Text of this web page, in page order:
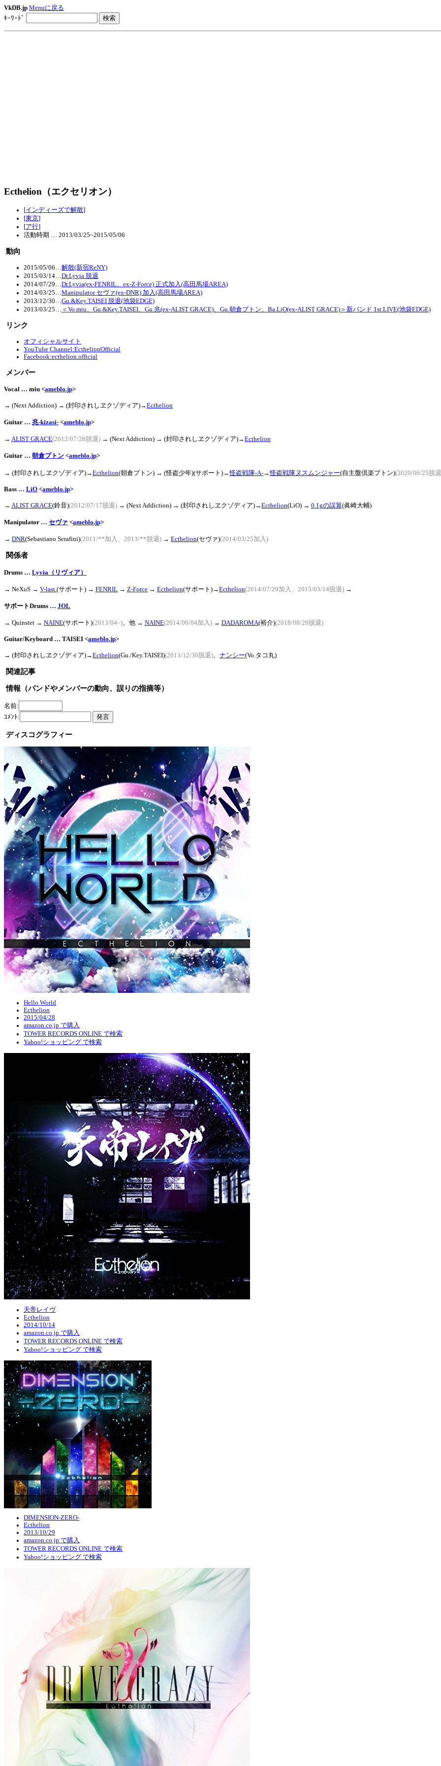
VkDB.jp Menuに戻る
ｷｰﾜｰﾄﾞ
Ecthelion（エクセリオン）
[インディーズで解散]
[東京]
[ア行]
活動時期 … 2013/03/25~2015/05/06
動向
2015/05/06
解散(新宿ReNY)
2015/03/14
Dr.Lyvia 脱退
2014/07/29
Dr.Lyvia(ex-FENRIL、ex-Z-Force) 正式加入(高田馬場AREA)
2014/03/25
Manipulator セヴァ(ex-DNR) 加入(高田馬場AREA)
2013/12/30
Gu.&Key.TAISEI 脱退(池袋EDGE)
2013/03/25
＜Vo.miu、Gu.&Key.TAISEI、Gu.兆(ex-ALIST GRACE)、Gu.朝倉プトン、Ba.LiO(ex-ALIST GRACE)＞新バンド 1st.LIVE(池袋EDGE)
リンク
オフィシャルサイト
YouTube Channel:EcthelionOfficial
Facebook:ecthelion.official
メンバー
Vocal … miu <ameblo.jp>
→ (Next Addiction) → (封印されしヱクゾディア)→Ecthelion
Guitar … 兆-kizasi- <ameblo.jp>
→ ALIST GRACE(2012/07/28脱退) → (Next Addiction) → (封印されしヱクゾディア)→Ecthelion
Guitar … 朝倉プトン <ameblo.jp>
→ (封印されしヱクゾディア)→Ecthelion(朝倉プトン) → (怪盗少年)(サポート)→怪盗戦隊-A-→怪盗戦隊ヌスムンジャー(自主盤倶楽プトン)(2020/06/25脱
Bass … LiO <ameblo.jp>
→ ALIST GRACE(鈴音)(2012/07/17脱退) → (Next Addiction) → (封印されしヱクゾディア)→Ecthelion(LiO) → 0.1gの誤算(眞崎大輔)
Manipulator … セヴァ <ameblo.jp>
→ DNR(Sebastiano Serafini)(2011/**加入、2013/**脱退) → Ecthelion(セヴァ)(2014/03/25加入)
関係者
Drums … Lyvia（リヴィア）
→ NeXuS → V-last. (サポート) → FENRIL → Z-Force → Ecthelion(サポート)→Ecthelion(2014/07/29加入、2015/03/14脱退) →
サポートDrums … JOL
→ Quinstet → NAINE(サポート)(2013/04~) 、他 → NAINE(2014/06/04加入) → DADAROMA(裕介)(2018/08/28脱退)
Guitar/Keyboard … TAISEI <ameblo.jp>
→ (封印されしヱクゾディア)→Ecthelion(Gu./Key.TAISEI)(2013/12/30脱退) ナンシー(Vo.タコ丸)
関連記事
情報（バンドやメンバーの動向、誤りの指摘等）
名前:
ｺﾒﾝﾄ:
ディスコグラフィー
Hello World
Ecthelion
2015/04/28
amazon.co.jp で購入
TOWER RECORDS ONLINE で検索
Yahoo!ショッピング で検索
天帝レイヴ
Ecthelion
2014/10/14
amazon.co.jp で購入
TOWER RECORDS ONLINE で検索
Yahoo!ショッピング で検索
DIMENSION-ZERO-
Ecthelion
2013/10/29
amazon.co.jp で購入
TOWER RECORDS ONLINE で検索
Yahoo!ショッピング で検索